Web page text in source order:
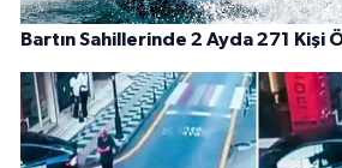
Bartın Sahillerinde 2 Ayda 271 Kişi